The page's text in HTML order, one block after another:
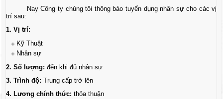
Nay Công ty chúng tôi thông báo tuyển dụng nhân sự cho các vị
trí sau:
1. Vị trí:
Kỹ Thuật
Nhân sự
2. Số lượng: đến khi đủ nhân sự
3. Trình độ: Trung cấp trở lên
4. Lương chính thức: thỏa thuận